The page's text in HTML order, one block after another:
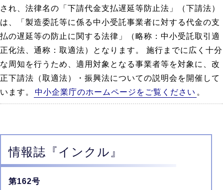
され、法律名の「下請代金支払遅延等防止法」（下請法）
は、「製造委託等に係る中小受託事業者に対する代金の支
払の遅延等の防止に関する法律」（略称：中小受託取引適
正化法、通称：取適法）となります。 施行までに広く十分
な周知を行うため、適用対象となる事業者等を対象に、改
正下請法（取適法）・振興法についての説明会を開催して
います。
中小企業庁のホームページをご覧ください 。
情報誌 『インクル』
第162号